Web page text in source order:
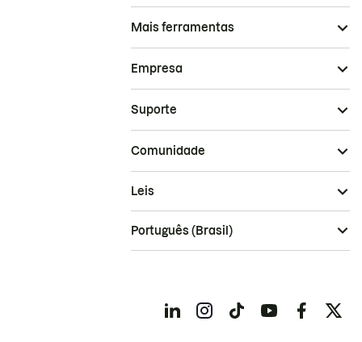
Mais ferramentas
Empresa
Suporte
Comunidade
Leis
Português (Brasil)